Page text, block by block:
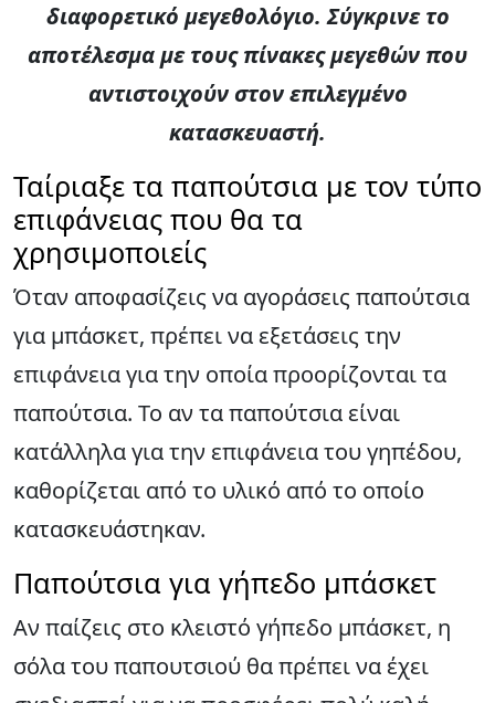
διαφορετικό μεγεθολόγιο. Σύγκρινε το
αποτέλεσμα με τους πίνακες μεγεθών που
αντιστοιχούν στον επιλεγμένο
κατασκευαστή.
Ταίριαξε τα παπούτσια με τον τύπο
επιφάνειας που θα τα
χρησιμοποιείς
Όταν αποφασίζεις να αγοράσεις παπούτσια
για μπάσκετ, πρέπει να εξετάσεις την
επιφάνεια για την οποία προορίζονται τα
παπούτσια. Το αν τα παπούτσια είναι
κατάλληλα για την επιφάνεια του γηπέδου,
καθορίζεται από το υλικό από το οποίο
κατασκευάστηκαν.
Παπούτσια για γήπεδο μπάσκετ
Αν παίζεις στο κλειστό γήπεδο μπάσκετ, η
σόλα του παπουτσιού θα πρέπει να έχει